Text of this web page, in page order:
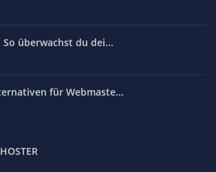
überwachst du dei...
für Webmaste...